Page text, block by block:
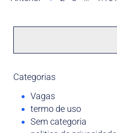
Categorias
Vagas
termo de uso
Sem categoria